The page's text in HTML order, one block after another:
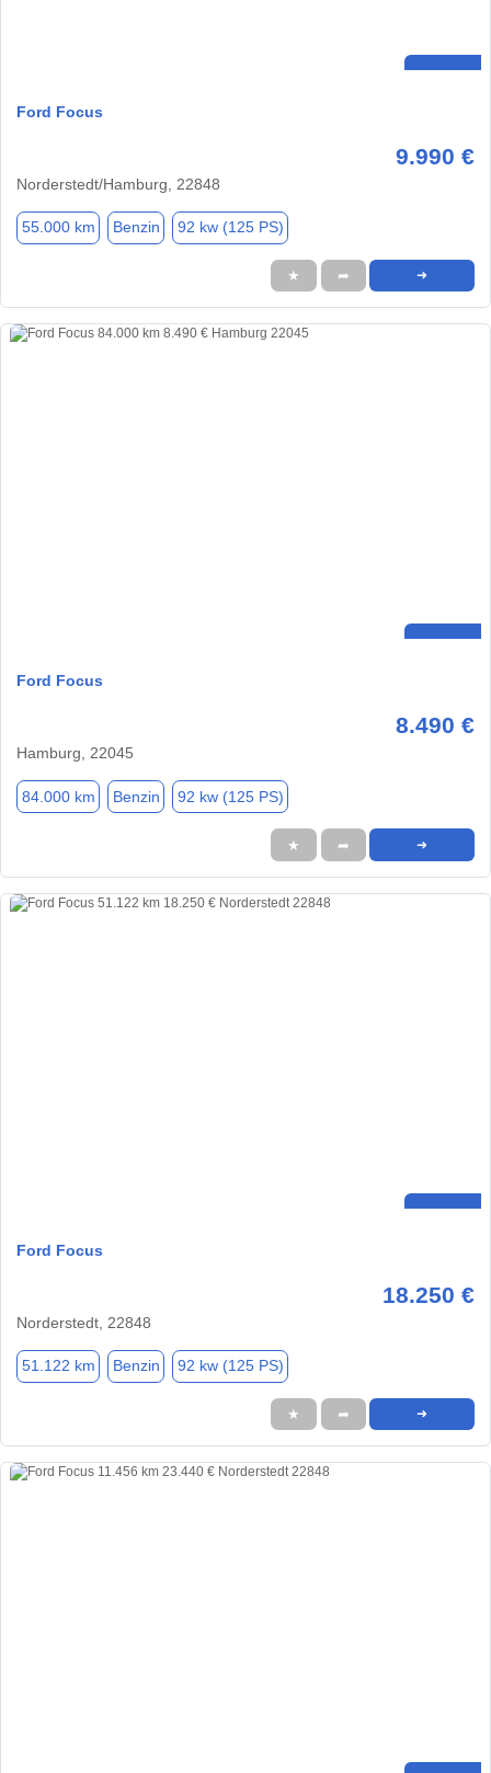
Ford Focus
9.990 €
Norderstedt/Hamburg, 22848
55.000 km Benzin 92 kw (125 PS)
★ ➦ ➜
Ford Focus
8.490 €
Hamburg, 22045
84.000 km Benzin 92 kw (125 PS)
★ ➦ ➜
Ford Focus
18.250 €
Norderstedt, 22848
51.122 km Benzin 92 kw (125 PS)
★ ➦ ➜